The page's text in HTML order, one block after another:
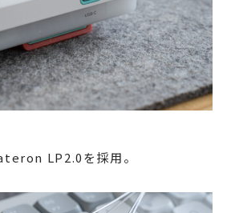
LP2.0を採用。